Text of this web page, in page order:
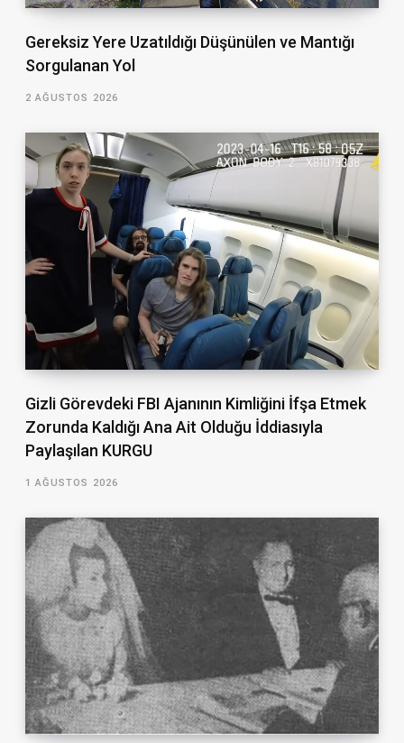
Gereksiz Yere Uzatıldığı Düşünülen ve Mantığı
Sorgulanan Yol
2 AĞUSTOS 2026
Gizli Görevdeki FBI Ajanının Kimliğini İfşa Etmek
Zorunda Kaldığı Ana Ait Olduğu İddiasıyla
Paylaşılan KURGU
1 AĞUSTOS 2026